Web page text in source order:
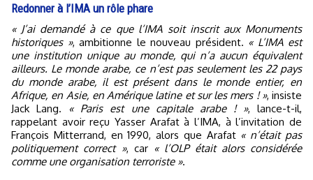
Redonner à l’IMA un rôle phare
« J’ai demandé à ce que l’IMA soit inscrit aux Monuments
historiques », ambitionne le nouveau président. « L’IMA est
une institution unique au monde, qui n’a aucun équivalent
ailleurs. Le monde arabe, ce n’est pas seulement les 22 pays
du monde arabe, il est présent dans le monde entier, en
Afrique, en Asie, en Amérique latine et sur les mers ! », insiste
Jack Lang. « Paris est une capitale arabe ! », lance-t-il,
rappelant avoir reçu Yasser Arafat à l’IMA, à l’invitation de
François Mitterrand, en 1990, alors que Arafat « n’était pas
politiquement correct », car « l’OLP était alors considérée
comme une organisation terroriste ».